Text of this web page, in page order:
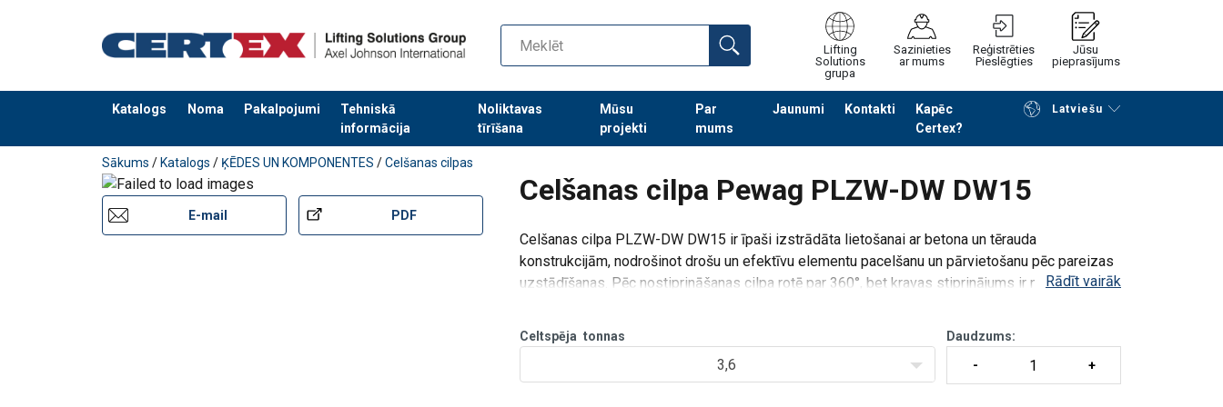
Lifting
Solutions
grupa
Sazinieties
ar mums
Reģistrēties
Pieslēgties
Jūsu
pieprasījums
Katalogs Noma Pakalpojumi
Tehniskā
informācija
Noliktavas
tīrīšana
Mūsu
projekti
Par
mums
Jaunumi Kontakti
Kapēc
Certex?
Latviešu
Pievienots jūsu pasūtījumam Turpināt meklēt preces Noformēt piedāvājuma pieprasījumu
Sākums / Katalogs / ĶĒDES UN KOMPONENTES /Celšanas cilpas
Celšanas cilpa Pewag PLZW-DW DW15
E-mail PDF
Celšanas cilpa PLZW-DW DW15 ir īpaši izstrādāta lietošanai ar betona un tērauda
konstrukcijām, nodrošinot drošu un efektīvu elementu pacelšanu un pārvietošanu pēc pareizas
uzstādīšanas. Pēc nostiprināšanas cilpa rotē par 360°, betkravas stiprinājums ir nolokāms par
Rādīt vairāk
Celtspēja tonnas
3,6
Daudzums:
Vilkšanas virziens ir traucēts
Marķējums:
Darba temperatūra :
Standarts:
except grade/WLL